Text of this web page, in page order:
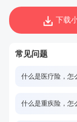
下载
常见问题
什么是医疗险，怎
什么是重疾险，怎